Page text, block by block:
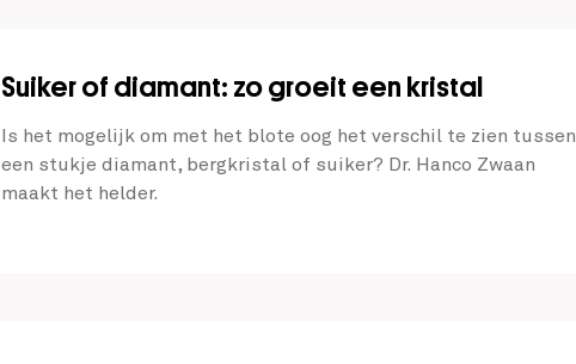
Suiker of diamant: zo groeit een kristal
Is het mogelijk om met het blote oog het verschil te zien tussen
een stukje diamant, bergkristal of suiker? Dr. Hanco Zwaan
maakt het helder.